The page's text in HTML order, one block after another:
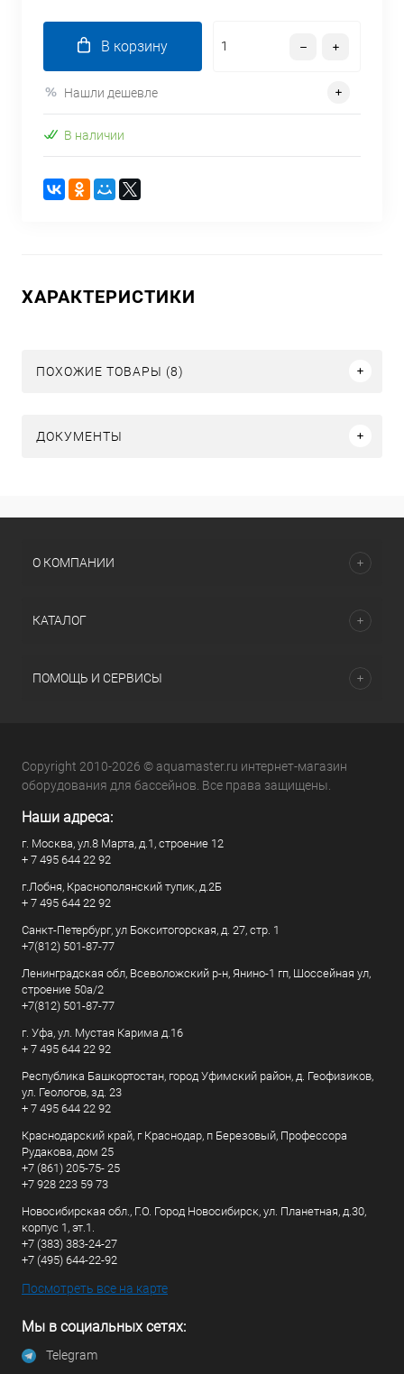
В корзину
Нашли дешевле
В наличии
ХАРАКТЕРИСТИКИ
ПОХОЖИЕ ТОВАРЫ (8)
ДОКУМЕНТЫ
О КОМПАНИИ
КАТАЛОГ
ПОМОЩЬ И СЕРВИСЫ
Copyright 2010-2026 © aquamaster.ru интернет-магазин
оборудования для бассейнов. Все права защищены.
Наши адреса:
г. Москва, ул.8 Марта, д.1, строение 12
+ 7 495 644 22 92
г.Лобня, Краснополянский тупик, д.2Б
+ 7 495 644 22 92
Санкт-Петербург, ул Бокситогорская, д. 27, стр. 1
+7(812) 501-87-77
Ленинградская обл, Всеволожский р-н, Янино-1 гп, Шоссейная ул,
строение 50а/2
+7(812) 501-87-77
г. Уфа, ул. Мустая Карима д.16
+ 7 495 644 22 92
Республика Башкортостан, город Уфимский район, д. Геофизиков,
ул. Геологов, зд. 23
+ 7 495 644 22 92
Краснодарский край, г Краснодар, п Березовый, Профессора
Рудакова, дом 25
+7 (861) 205-75- 25
+7 928 223 59 73
Новосибирская обл., Г.О. Город Новосибирск, ул. Планетная, д.30,
корпус 1, эт.1.
+7 (383) 383-24-27
+7 (495) 644-22-92
Посмотреть все на карте
Мы в социальных сетях:
Telegram